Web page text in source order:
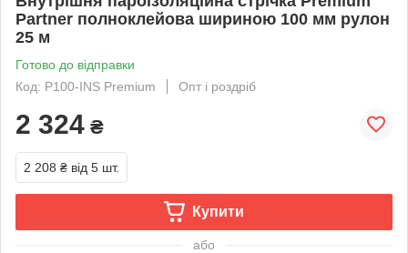
Partner полноклейова шириною 100 мм рулон
25 м
Готово до відправки
Код: P100-INS Premium
Опт і роздріб
2 324 ₴
2 208 ₴ від 5 шт.
Купити
або